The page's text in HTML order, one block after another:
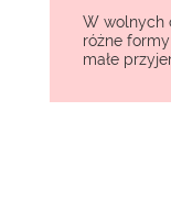
W wolnych
różne
małe